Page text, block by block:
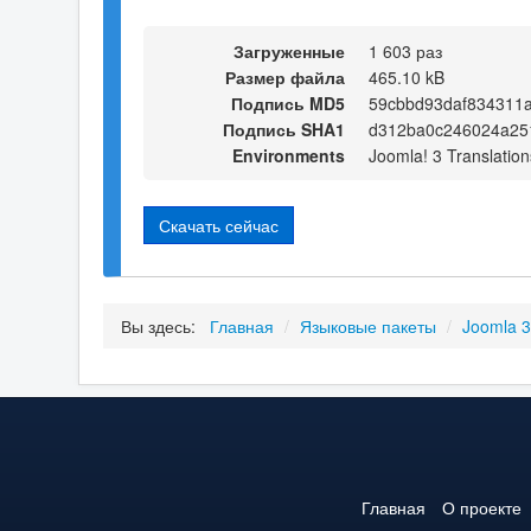
Загруженные
1 603 раз
Размер файла
465.10 kB
Подпись MD5
Подпись SHA1
Environments
Joomla! 3
Скачать сейчас
Вы здесь: Главная / Языковые пакеты / Joomla
Главная О проекте